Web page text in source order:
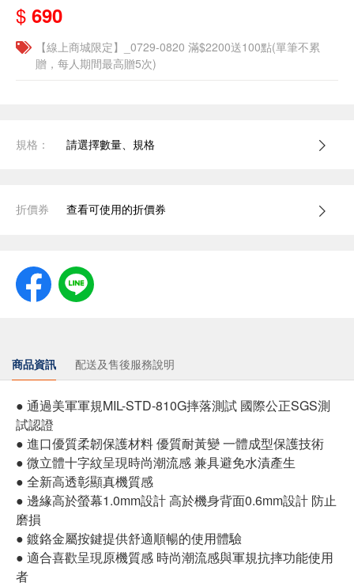
$ 690
【線上商城限定】_0729-0820 滿$2200送100點(單筆不累
贈，每人期間最高贈5次)
規格： 請選擇數量、規格
折價券 查看可使用的折價券
商品資訊 配送及售後服務說明
● 通過美軍軍規MIL-STD-810G摔落測試 國際公正SGS測
試認證
● 進口優質柔韌保護材料 優質耐黃變 一體成型保護技術
● 微立體十字紋呈現時尚潮流感 兼具避免水漬產生
● 全新高透彰顯真機質感
● 邊緣高於螢幕1.0mm設計 高於機身背面0.6mm設計 防止
磨損
● 鍍鉻金屬按鍵提供舒適順暢的使用體驗
● 適合喜歡呈現原機質感 時尚潮流感與軍規抗摔功能使用
者